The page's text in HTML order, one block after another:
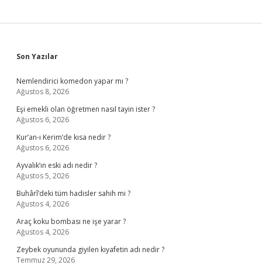
Sidebar
Son Yazılar
Nemlendirici komedon yapar mı ?
Ağustos 8, 2026
Eşi emekli olan öğretmen nasıl tayin ister ?
Ağustos 6, 2026
Kur’an-ı Kerim’de kısa nedir ?
Ağustos 6, 2026
Ayvalık’ın eski adı nedir ?
Ağustos 5, 2026
Buhârî’deki tüm hadisler sahih mi ?
Ağustos 4, 2026
Araç koku bombası ne işe yarar ?
Ağustos 4, 2026
Zeybek oyununda giyilen kıyafetin adı nedir ?
Temmuz 29, 2026